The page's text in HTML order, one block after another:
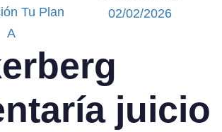
Tu Plan
A
02/02/2026
juicio